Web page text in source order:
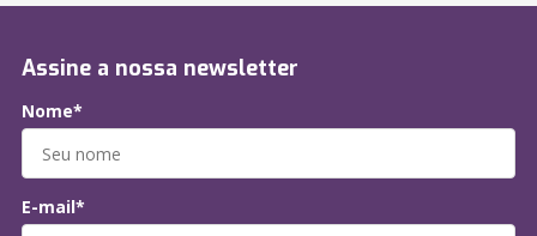
Assine a nossa newsletter
Nome*
E-mail*